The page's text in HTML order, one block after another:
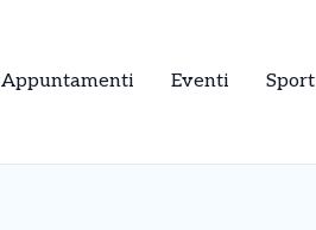
Appuntamenti Eventi Sport